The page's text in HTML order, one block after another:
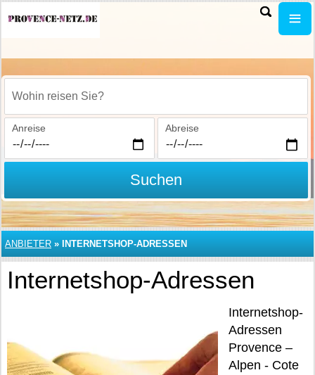
Wohin reisen Sie?
Anreise Abreise
Suchen
ANBIETER » INTERNETSHOP-ADRESSEN
Internetshop-Adressen
Internetshop-
Adressen
Provence –
Alpen - Cote